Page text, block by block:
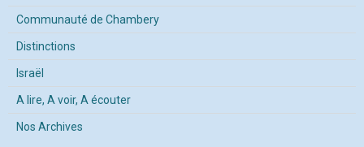
Communauté de Chambery
Distinctions
Israël
A lire, A voir, A écouter
Nos Archives